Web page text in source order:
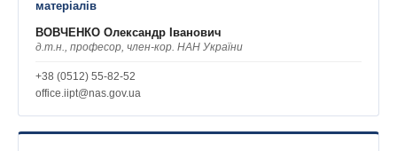
матеріалів
ВОВЧЕНКО Олександр Іванович
д.т.н., професор, член-кор. НАН України
+38 (0512) 55-82-52
office.iipt@nas.gov.ua